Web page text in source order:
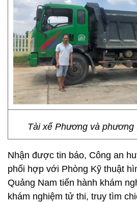
Tài xế Phương và phương
Nhận được tin báo, Công an
phối hợp với Phòng Kỹ thuật
Quảng Nam tiến hành khám
khám nghiệm tử thi, truy tìm